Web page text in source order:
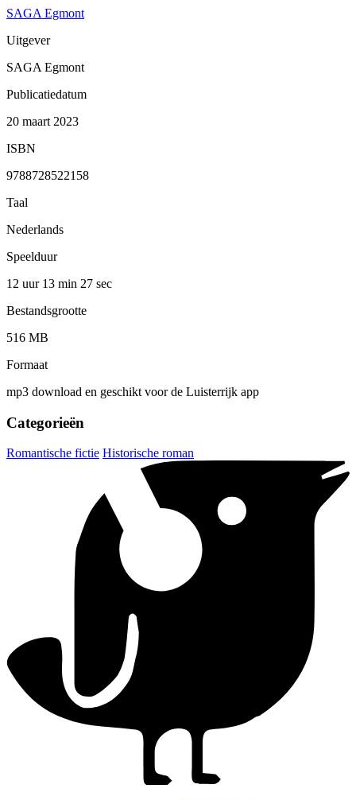
SAGA Egmont
Uitgever
SAGA Egmont
Publicatiedatum
20 maart 2023
ISBN
9788728522158
Taal
Nederlands
Speelduur
12 uur 13 min 27 sec
Bestandsgrootte
516 MB
Formaat
mp3 download en geschikt voor de Luisterrijk app
Categorieën
Romantische fictie Historische roman